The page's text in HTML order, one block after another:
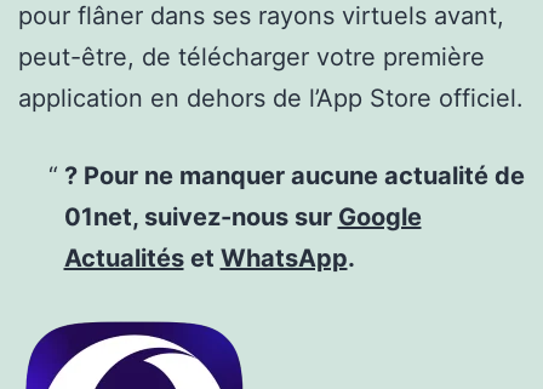
pour flâner dans ses rayons virtuels avant,
peut-être, de télécharger votre première
application en dehors de l’App Store officiel.
? Pour ne manquer aucune actualité de
01net, suivez-nous sur Google
Actualitéset WhatsApp.